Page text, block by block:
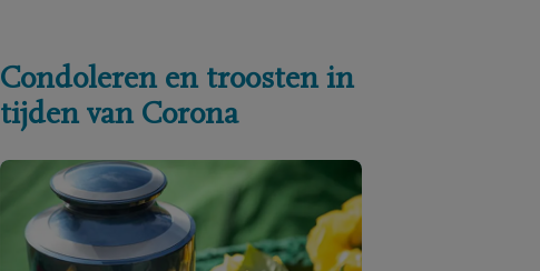
Condoleren en troosten in
tijden van Corona